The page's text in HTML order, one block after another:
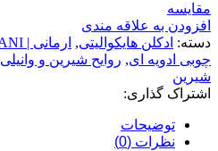
مقایسه
افزودن به علاقه مندی
دسته: ادکلن هایکوالیتی, ارمانی | ARMANI
چوبی ادویه ای, روایح شیرین و وانیلی
شیرین
اشتراک گذاری:
توضیحات
نظرات (0)